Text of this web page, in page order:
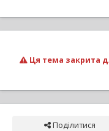
Ця тема закрита
Поділитися